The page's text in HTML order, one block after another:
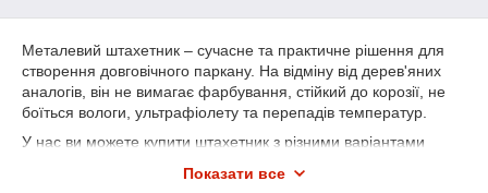
Металевий штахетник – сучасне та практичне рішення для
створення довговічного паркану. На відміну від дерев'яних
аналогів, він не вимагає фарбування, стійкий до корозії, не
боїться вологи, ультрафіолету та перепадів температур.
У нас ви можете купити штахетник з різними варіантами
зручному монтажу, такі огорожі ідеально підходять для
Показати все